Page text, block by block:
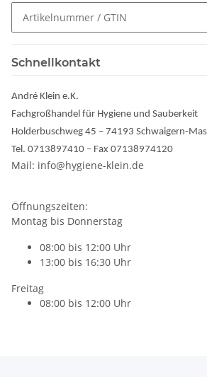
Schnellkontakt
André Klein e.K.
Fachgroßhandel für Hygiene und Sauberkeit
Holderbuschweg 45 – 74193 Schwaigern-
Tel. 0713897410 – Fax 07138974120
Mail: info@hygiene-klein.de
Öffnungszeiten:
Montag bis Donnerstag
08:00 bis 12:00 Uhr
13:00 bis 16:30 Uhr
Freitag
08:00 bis 12:00 Uhr